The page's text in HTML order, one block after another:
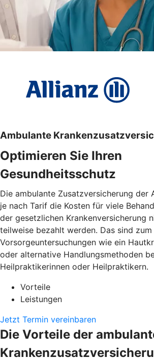
Ambulante
Optimieren Sie Ihren
Gesundheitsschutz
Die ambulante Zusatzversicherung der
je nach Tarif die Kosten für viele
der gesetzlichen Krankenversicherung
teilweise bezahlt werden. Das sind zum
Vorsorgeuntersuchungen wie ein
oder alternative Handlungsmethoden
Heilpraktikerinnen oder Heilpraktikern.
Vorteile
Leistungen
Jetzt Termin vereinbaren
Die Vorteile der